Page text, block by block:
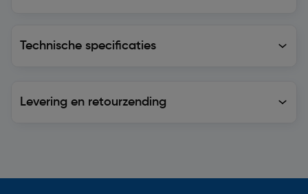
Technische specificaties
Levering en retourzending